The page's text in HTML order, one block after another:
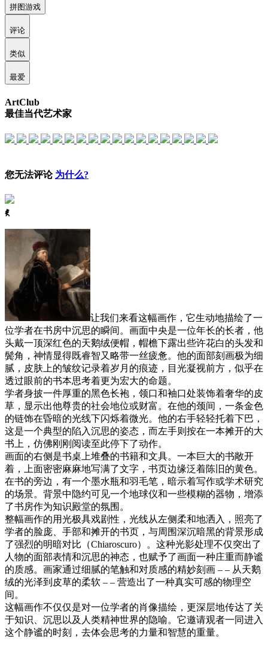
拼图游戏
评论
类似
最爱
ArtClub
最佳当代艺术家
您无法评论 为什么?
ꈅ
让我们来看这幅画作，它生动地描绘了一
位学者在书房中沉思的瞬间。画面中央是一位年长的长者，他
头戴一顶深红色的天鹅绒便帽，帽檐下露出些许花白的头发和
鬓角，神情显得既睿智又略带一丝疲惫。他的面部刻画极为细
腻，皮肤上的皱纹记录着岁月的痕迹，目光凝视前方，似乎在
透过眼前的书本思考着更为宏大的命题。
学者身披一件厚重的黑色长袍，领口和袖口处装饰着奢华的皮
草，显示出他尊贵的社会地位或财富。在他的颈间，一条金色
的链饰在昏暗的光线下闪烁着微光。他的右手轻轻托着下巴，
这是一个典型的陷入沉思的姿态，而左手则按在一本摊开的大
书上，仿佛刚刚阅读至此停下了动作。
画面的右侧是书桌上堆叠的书籍和文具。一本巨大的书敞开
着，上面密密麻麻地写满了文字，书页边缘泛着陈旧的黄色。
在书的旁边，有一个墨水瓶和羽毛笔，暗示着写作或学术研究
的场景。背景中隐约可见一个地球仪和一些模糊的器物，增添
了书房作为知识殿堂的氛围。
整幅画作的用光极具戏剧性，光线从左侧柔和地洒入，照亮了
学者的脸庞、手部和摊开的书页，与周围深沉暗黑的背景形成
了强烈的明暗对比（Chiaroscuro）。这种光影处理不仅突出了
人物的面部表情和沉思的神态，也赋予了画面一种庄重而静谧
的质感。画家通过细腻的笔触和对质感的精妙刻画 – – 从天鹅
绒的光泽到皮草的柔软 – – 营造出了一种真实可感的物理空
间。
这幅画作不仅仅是对一位学者的肖像描绘，更深层地传达了关
于知识、沉思以及人类精神世界的隐喻。它邀请观者一同进入
这个静谧的时刻，去体会思考的力量和智慧的重量。